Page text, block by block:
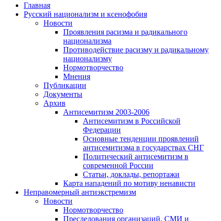
Главная
Русский национализм и ксенофобия
Новости
Проявления расизма и радикального
национализма
Противодействие расизму и радикальному
национализму
Нормотворчество
Мнения
Публикации
Документы
Архив
Антисемитизм 2003-2006
Антисемитизм в Российской
Федерации
Основные тенденции проявлений
антисемитизма в государствах СНГ
Политический антисемитизм в
современной России
Статьи, доклады, репортажи
Карта нападений по мотиву ненависти
Неправомерный антиэкстремизм
Новости
Нормотворчество
Преследования организаций, СМИ и